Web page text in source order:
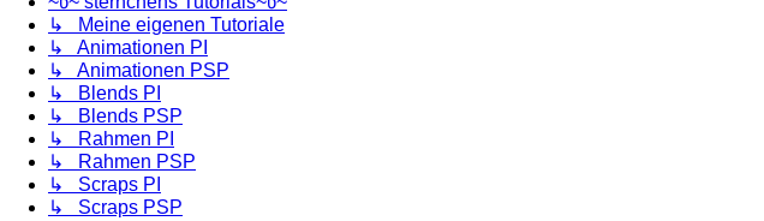
↳ Meine eigenen Tutoriale
↳ Animationen PI
↳ Animationen PSP
↳ Blends PI
↳ Blends PSP
↳ Rahmen PI
↳ Rahmen PSP
↳ Scraps PI
↳ Scraps PSP